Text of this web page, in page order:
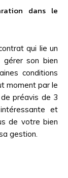
dans le
qui lie un
son bien
conditions
moment par le
préavis de 3
et
de votre bien
gestion.